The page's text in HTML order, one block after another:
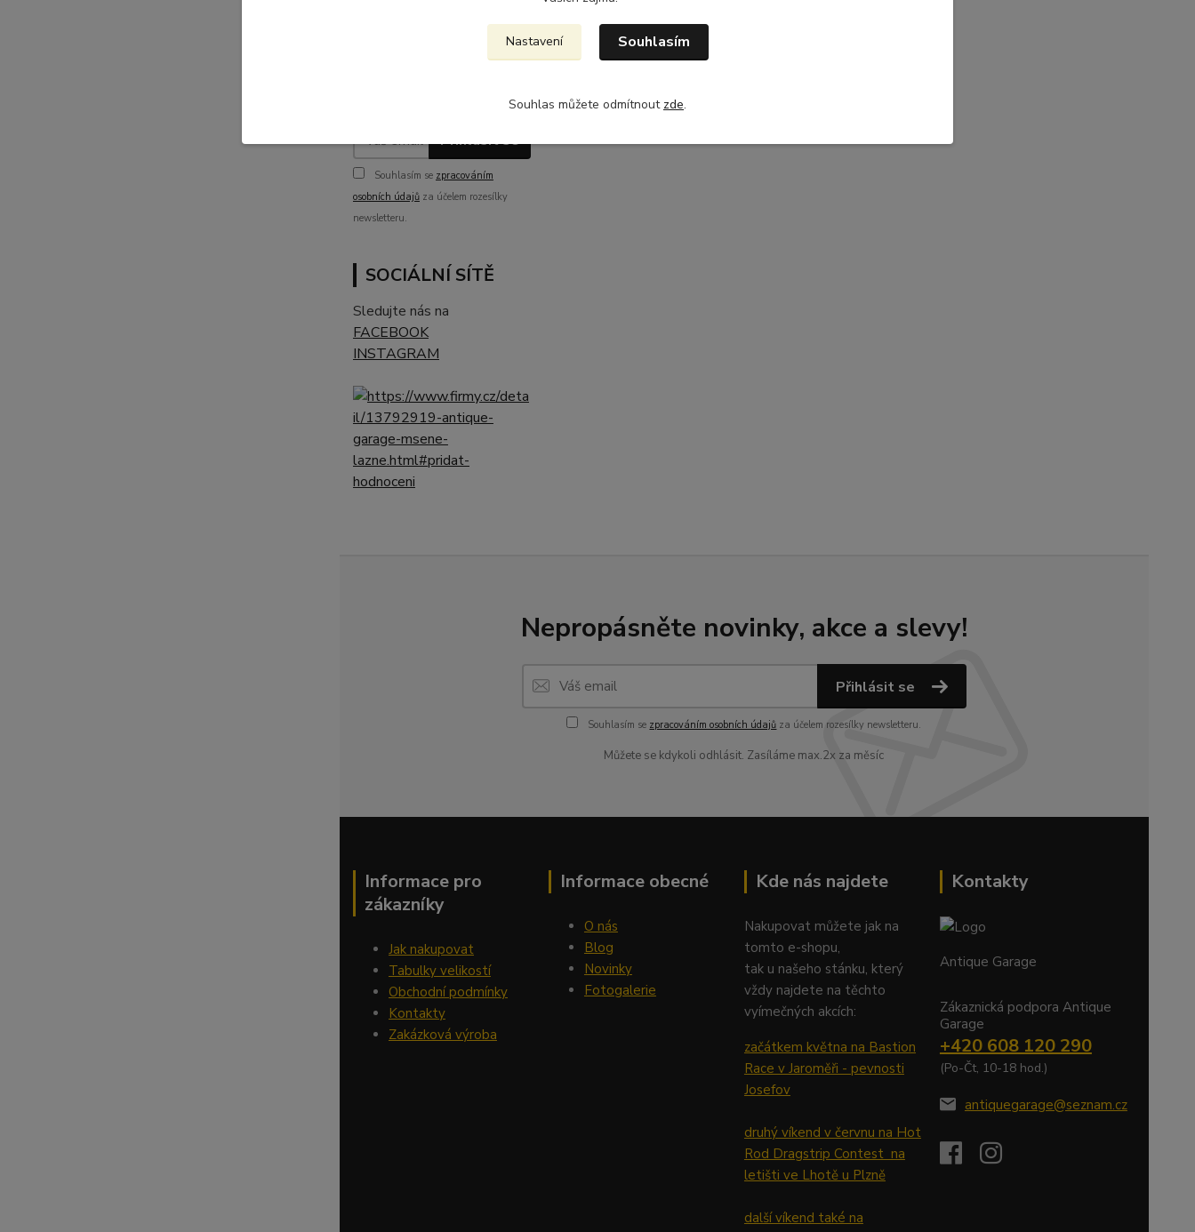
Zasíláme max 2x do měsíce
Přihlásit se
Souhlasím se zpracováním
osobních údajůza účelem rozesílky
newsletteru.
SOCIÁLNÍ SÍTĚ
Sledujte nás na
FACEBOOK
INSTAGRAM
Nepropásněte novinky, akce a slevy!
Přihlásit se
Souhlasím se zpracováním osobních údajů za účelem rozesílky newsletteru.
Můžete se kdykoli odhlásit. Zasíláme max.2x za měsíc
Informace pro
zákazníky
Jak nakupovat
Tabulky velikostí
Obchodní podmínky
Kontakty
Zakázková výroba
Informace obecné
O nás
Blog
Novinky
Fotogalerie
Kde nás najdete
Nakupovat můžete jak na
tomto e-shopu,
tak u našeho stánku, který
vždy najdete na těchto
vyímečných akcích:
začátkem května na Bastion
Race v Jaroměři - pevnosti
Josefov
druhý víkend v červnu na Hot
Rod Dragstrip Contest na
letišti ve Lhotě u Plzně
další víkend také na
Kontakty
Antique Garage
Zákaznická podpora Antique
Garage
+420 608 120 290
(Po-Čt, 10-18 hod.)
antiquegarage@seznam.cz
Nastavení Souhlasím
Souhlas můžete odmítnout zde.